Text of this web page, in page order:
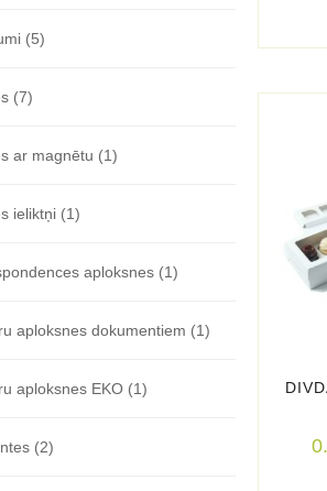
(5)
(7)
ar magnētu (1)
ieliktņi (1)
aploksnes (1)
aploksnes dokumentiem (1)
aploksnes EKO (1)
(2)